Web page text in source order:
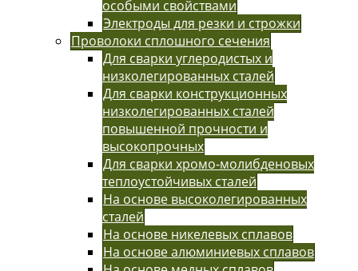
особыми свойствами
Электроды для резки и строжки
Проволоки сплошного сечения
Для сварки углеродистых и
низколегированных сталей
Для сварки конструкционных
низколегированных сталей
повышенной прочности и
высокопрочных
Для сварки хромо-молибденовых
теплоустойчивых сталей
На основе высоколегированных
сталей
На основе никелевых сплавов
На основе алюминиевых сплавов